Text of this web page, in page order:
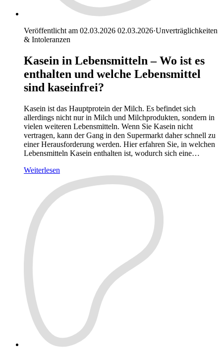
Veröffentlicht am 02.03.2026 02.03.2026·Unverträglichkeiten
& Intoleranzen
Kasein in Lebensmitteln – Wo ist es
enthalten und welche Lebensmittel
sind kaseinfrei?
Kasein ist das Hauptprotein der Milch. Es befindet sich
allerdings nicht nur in Milch und Milchprodukten, sondern in
vielen weiteren Lebensmitteln. Wenn Sie Kasein nicht
vertragen, kann der Gang in den Supermarkt daher schnell zu
einer Herausforderung werden. Hier erfahren Sie, in welchen
Lebensmitteln Kasein enthalten ist, wodurch sich eine…
Weiterlesen